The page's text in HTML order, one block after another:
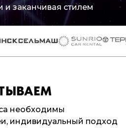
и заканчивая стилем
необходимы
индивидуальный подход